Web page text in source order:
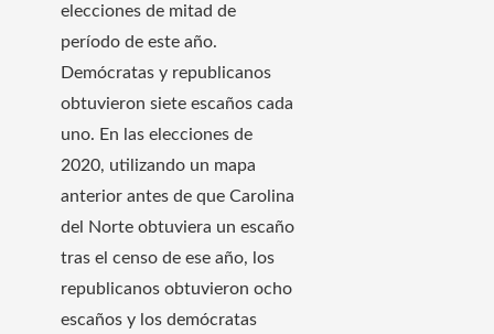
elecciones de mitad de
período de este año.
Demócratas y republicanos
obtuvieron siete escaños cada
uno. En las elecciones de
2020, utilizando un mapa
anterior antes de que Carolina
del Norte obtuviera un escaño
tras el censo de ese año, los
republicanos obtuvieron ocho
escaños y los demócratas